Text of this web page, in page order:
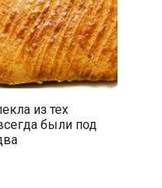
из тех
были под